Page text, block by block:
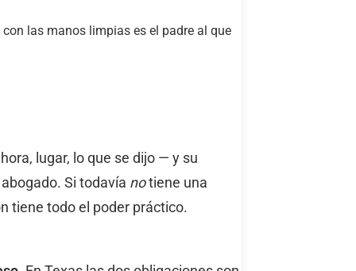
las manos limpias es el padre al que
lugar, lo que se dijo — y su
Si todavía notiene una
tiene todo el poder práctico.